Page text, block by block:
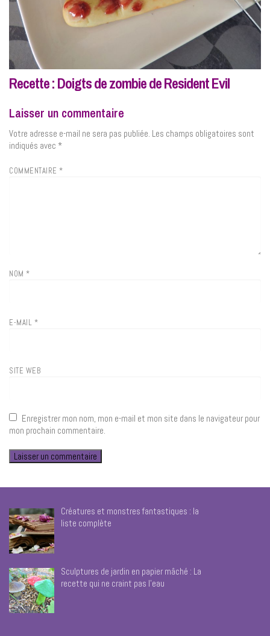
Recette : Doigts de zombie de Resident Evil
Laisser un commentaire
Votre adresse e-mail ne sera pas publiée. Les champs obligatoires sont
indiqués avec *
COMMENTAIRE *
NOM *
E-MAIL *
SITE WEB
Enregistrer mon nom, mon e-mail et mon site dans le navigateur pour
mon prochain commentaire.
Créatures et monstres fantastiques : la
liste complète
Sculptures de jardin en papier mâché : La
recette qui ne craint pas l’eau